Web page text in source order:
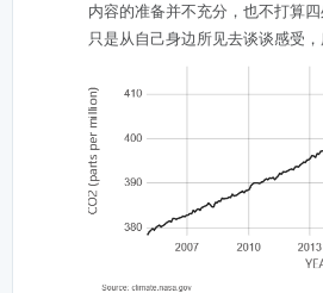
内容的准备并不充分，也不打算
只是从自己身边所见去谈谈感受，